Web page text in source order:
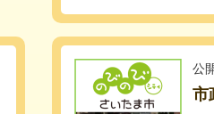
公
市